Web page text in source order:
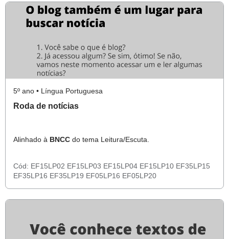
5º ano • Língua Portuguesa
Roda de notícias
Alinhado à BNCC do tema Leitura/Escuta.
Cód: EF15LP02 EF15LP03 EF15LP04 EF15LP10 EF35LP15
EF35LP16 EF35LP19 EF05LP16 EF05LP20